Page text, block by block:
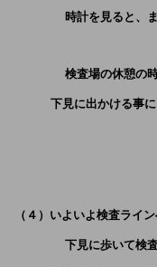
時計を見ると、
検査場の休憩の時
下見に出かける事に
（４）いよいよ検査ライ
下見に歩いて検査